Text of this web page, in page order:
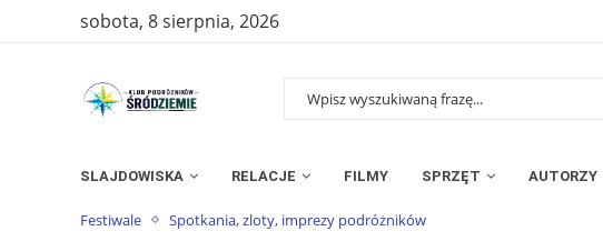
sobota, 8 sierpnia, 2026
SLAJDOWISKA RELACJE FILMY SPRZĘT AUTORZY
Strona główna» Wpisy »Festiwal Garamthanda
Festiwale Spotkania, zloty, imprezy podróżników